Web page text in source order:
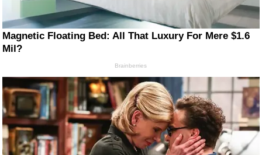
Magnetic Floating Bed: All That Luxury For Mere $1.6
Mil?
Brainberries